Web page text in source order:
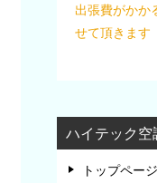
出張費がかか
せて頂きます
ハイテック
トップページ